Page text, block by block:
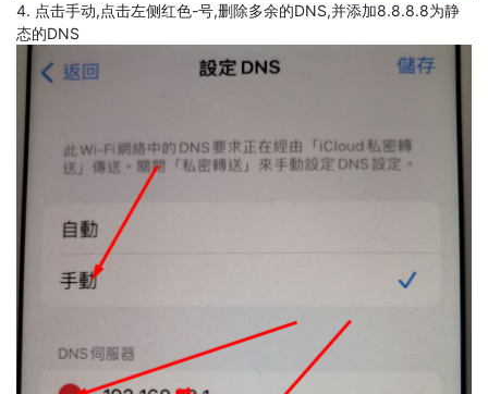
4. 点击手动,点击左侧红色-号,删除多余的DNS,并添加8.8.8.8为静
态的DNS